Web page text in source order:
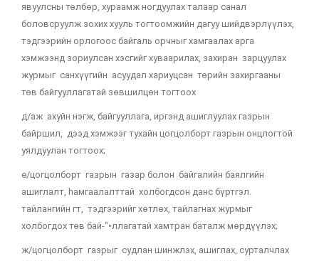
явуулсны төлбөр, хураамж ногдуулах талаар санал
боловсруулж зохих хууль тогтоомжийн дагуу шийдвэрлүүлэх,
тэдгээрийн орлогоос байгаль орчныг хамгаалах арга
хэмжээнд зориулсан хэсгийг хуваарилах, захиран зарцуулах
журмыг санхүүгийн асуудал хариуцсан төрийн захиргааны
төв байгууллагатай зөвшилцөн тогтоох
д/аж ахуйн нэгж, байгууллага, иргэнд ашиглуулах газрын
байршил, дээд хэмжээг тухайн цогцолборт газрын онцлогтой
уялдуулан тогтоох;
е/цогцолборт газрын газар болон байгалийн баялгийн
ашиглалт, hамгаалалттай холбогдсон данс бүртгэл.
тайлангийн гт, тэдгээрийг хөтлөх, тайлагнах журмыг
холбогдох төв бай-"•ллагатай хамтран баталж мөрдүүлэх;
ж/цогцолборт газрыг судлан шинжлэх, ашиглах, сурталчлах